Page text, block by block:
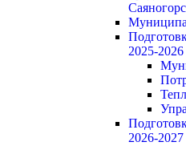
2025-2026
2026-2027